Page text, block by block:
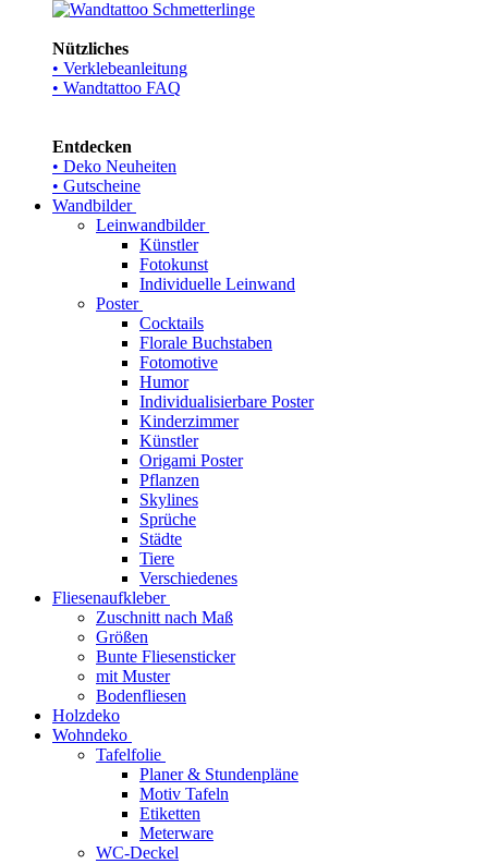
Nützliches
• Verklebeanleitung
• Wandtattoo FAQ
Entdecken
• Deko Neuheiten
• Gutscheine
Wandbilder
Leinwandbilder
Künstler
Fotokunst
Individuelle Leinwand
Poster
Cocktails
Florale Buchstaben
Fotomotive
Humor
Individualisierbare Poster
Kinderzimmer
Künstler
Origami Poster
Pflanzen
Skylines
Sprüche
Städte
Tiere
Verschiedenes
Fliesenaufkleber
Zuschnitt nach Maß
Größen
Bunte Fliesensticker
mit Muster
Bodenfliesen
Holzdeko
Wohndeko
Tafelfolie
Planer & Stundenpläne
Motiv Tafeln
Etiketten
Meterware
WC-Deckel